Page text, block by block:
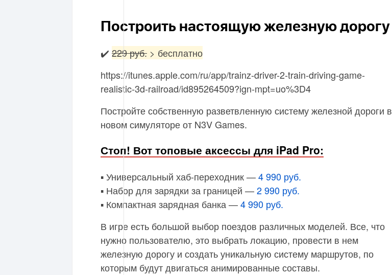
Построить настоящую железную дорогу
✔️ 229 руб. > бесплатно
https://itunes.apple.com/ru/app/trainz-driver-2-train-driving-game-
realistic-3d-railroad/id895264509?ign-mpt=uo%3D4
Постройте собственную разветвленную систему железной дороги в
новом симуляторе от N3V Games.
Стоп! Вот топовые аксессы для iPad Pro:
▪️ Универсальный хаб-переходник —4 990 руб.
▪️ Набор для зарядки за границей —2 990 руб.
▪️ Компактная зарядная банка —4 990 руб.
В игре есть большой выбор поездов различных моделей. Все, что
нужно пользователю, это выбрать локацию, провести в нем
железную дорогу и создать уникальную систему маршрутов, по
которым будут двигаться анимированные составы.